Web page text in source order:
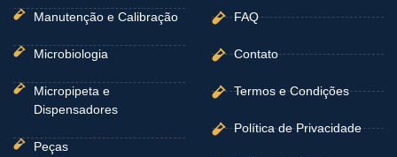
Manutenção e Calibração
Microbiologia
Micropipeta e
Dispensadores
Peças
FAQ
Contato
Termos e Condições
Política de Privacidade